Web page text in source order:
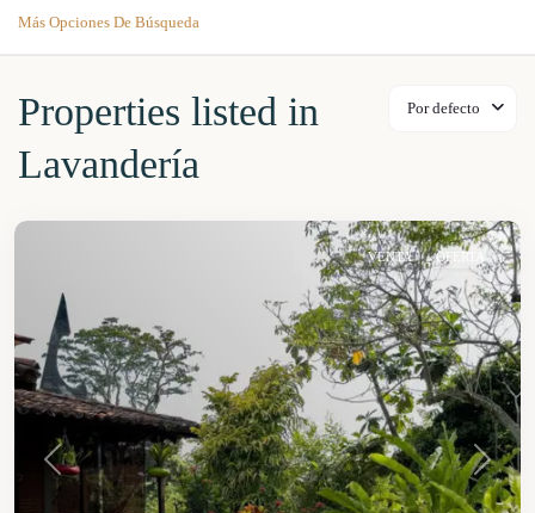
Más Opciones De Búsqueda
Por defecto
Properties listed in
Lavandería
VENTA OFERTA
Anterior